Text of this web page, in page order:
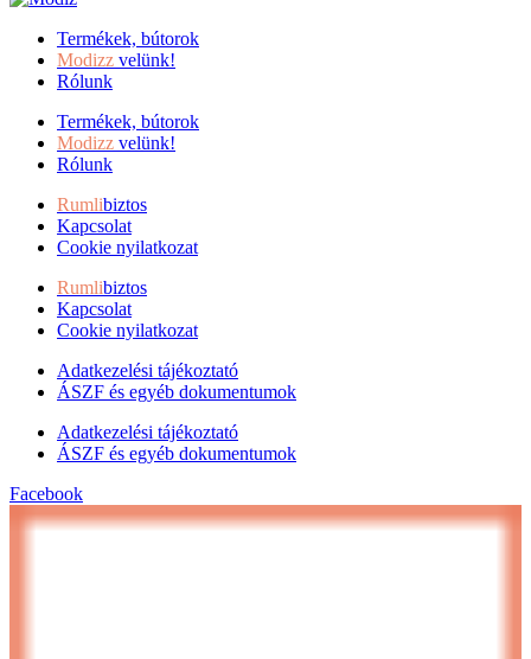
Termékek, bútorok
Modizz velünk!
Rólunk
Termékek, bútorok
Modizz velünk!
Rólunk
Rumlibiztos
Kapcsolat
Cookie nyilatkozat
Rumlibiztos
Kapcsolat
Cookie nyilatkozat
Adatkezelési tájékoztató
ÁSZF és egyéb dokumentumok
Adatkezelési tájékoztató
ÁSZF és egyéb dokumentumok
Facebook